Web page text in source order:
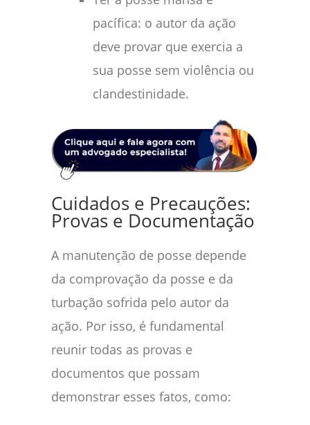
pacífica: o autor da ação
deve provar que exercia a
sua posse sem violência ou
clandestinidade.
Cuidados e Precauções:
Provas e Documentação
A manutenção de posse depende
da comprovação da posse e da
turbação sofrida pelo autor da
ação. Por isso, é fundamental
reunir todas as provas e
documentos que possam
demonstrar esses fatos, como: